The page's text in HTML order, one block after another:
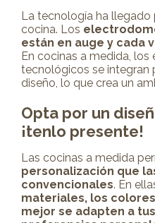
La tecnología ha llegado
cocina. Los
están en auge y cada
En cocinas a medida,
tecnológicos se integran
diseño, lo que crea un
Opta por un
¡tenlo presente!
Las cocinas a medida
personalización que
convencionales. En
materiales, los
mejor se adapten a